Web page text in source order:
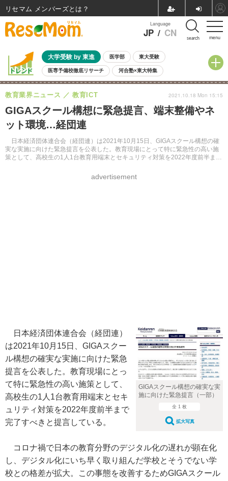
menu
Language
JP / CN search
大学受験 by 東進 医学部 東大受験
医専予備校徹底リサーチ 河合塾×東大特集
親子で考える大学選び 高校受験 中学受験 小学校受験
共通テスト 夏休み 8月開催学校説明会・相談会
8月開催イベント・WS 全国公立高校 過去問 人気記事
自由研究教材（小学生向け）
GIGAスクール構想に緊急提言、端末整備やネ
ット環境…経団連
日本経済団体連合会（経団連）は2021年10月15日、GIGAスクール構想の確
実な実施に向けた緊急提言を公表した。教育現場にとって特に緊急性の高い施
策として、高校生の1人1台教育用端末とセキュリティ対策を2022年度前半まで
教育業界ニュース 教育ICT
advertisement
2021.10.18 Mon 15:15
GIGAスクール構想の確実な実
施に向けた緊急提言（一部）
全 1 枚
拡大写真
日本経済団体連合会（経団連）
は2021年10月15日、GIGAスクー
ル構想の確実な実施に向けた緊急
提言を公表した。教育現場にとっ
て特に緊急性の高い施策として、
高校生の1人1台教育用端末とセキ
ュリティ対策を2022年度前半まで
完了すべきと提言している。
コロナ禍で日本の教育分野のデジタル化の遅れが顕在化
し、デジタル化にいち早く取り組んだ学校とそうでない学
校との格差が拡大。この事態を改善するためGIGAスクール
リセマム メンバーズ